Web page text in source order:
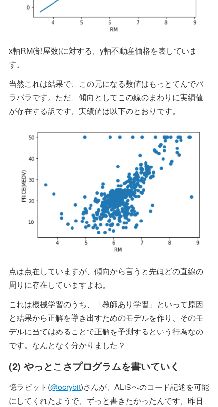
x軸RM(部屋数)に対する、y軸不動産価格を表していま
す。
当然これは結果で、この元になる数値はもっとてんでバ
ラバラです。ただ、傾向としてこの線のまわりに実績値
が存在する訳です。実績値は以下のとおりです。
点は点在していますが、傾向から言うと先ほどの直線の
周りに存在していますよね。
これは機械学習のうち、「教師あり学習」といって原因
と結果から正解を導き出すためのモデルを作り、そのモ
デルに当てはめることで正解を予測するという行為なの
です。なんとなく分かりました？
(2) やっとこさプログラムを書いていく
憶ラビット(@ocrybit)さんが、ALiSへのコード記述を可能
にしてくれたようで、ずっと書きたかったんです。昨日